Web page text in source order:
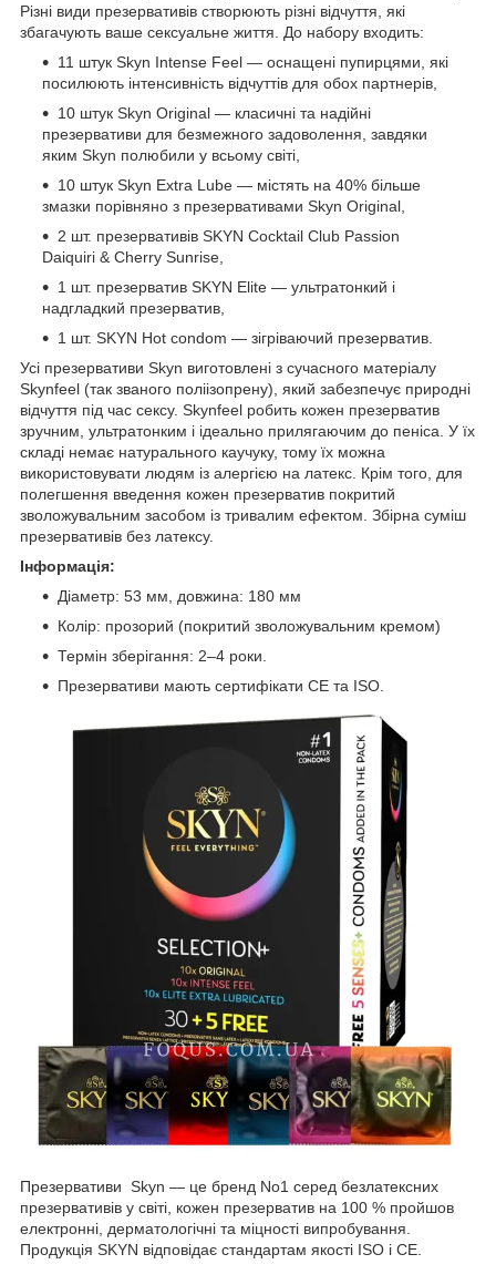
Різні види презервативів створюють різні відчуття, які
збагачують ваше сексуальне життя. До набору входить:
11 штук Skyn Intense Feel — оснащені пупирцями, які
посилюють інтенсивність відчуттів для обох партнерів,
10 штук Skyn Original — класичні та надійні
презервативи для безмежного задоволення, завдяки
яким Skyn полюбили у всьому світі,
10 штук Skyn Extra Lube — містять на 40% більше
змазки порівняно з презервативами Skyn Original,
2 шт. презервативів SKYN Cocktail Club Passion
Daiquiri & Cherry Sunrise,
1 шт. презерватив SKYN Elite — ультратонкий і
надгладкий презерватив,
1 шт. SKYN Hot condom — зігріваючий презерватив.
Усі презервативи Skyn виготовлені з сучасного матеріалу
Skynfeel (так званого поліізопрену), який забезпечує природні
відчуття під час сексу. Skynfeel робить кожен презерватив
зручним, ультратонким і ідеально прилягаючим до пеніса. У їх
складі немає натурального каучуку, тому їх можна
використовувати людям із алергією на латекс. Крім того, для
полегшення введення кожен презерватив покритий
зволожувальним засобом із тривалим ефектом. Збірна суміш
презервативів без латексу.
Інформація:
Діаметр: 53 мм, довжина: 180 мм
Колір: прозорий (покритий зволожувальним кремом)
Термін зберігання: 2–4 роки.
Презервативи мають сертифікати CE та ISO.
Презервативи Skyn — це бренд No1 серед безлатексних
презервативів у світі, кожен презерватив на 100 % пройшов
електронні, дерматологічні та міцності випробування.
Продукція SKYN відповідає стандартам якості ISO і CE.